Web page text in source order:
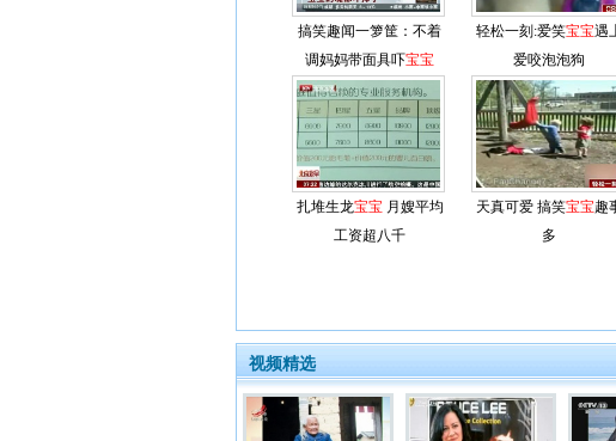
搞笑趣闻一箩筐：不着
调妈妈带面具吓宝宝
轻松一刻:爱笑宝宝遇
爱咬泡泡狗
扎堆生龙宝宝 月嫂平均
工资超八千
天真可爱 搞笑宝宝趣
多
视频精选